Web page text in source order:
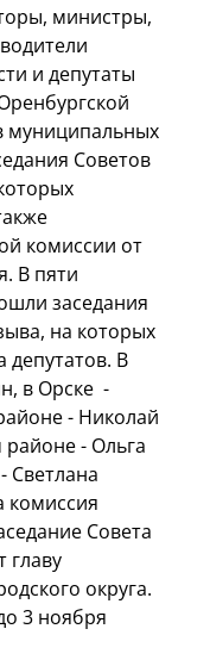
министры,
и депутаты
муниципальных
Советов
комиссии от
В пяти
заседания
на которых
депутатов. В
в Орске -
- Николай
- Ольга
Светлана
комиссия
Совета
главу
округа.
3 ноября